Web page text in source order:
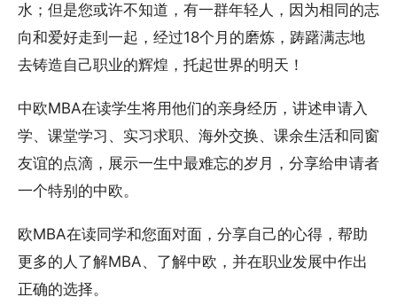
水；但是您或许不知道，有一群年轻人，因为相同的志
向和爱好走到一起，经过18个月的磨炼，踌躇满志地
去铸造自己职业的辉煌，托起世界的明天！
中欧MBA在读学生将用他们的亲身经历，讲述申请入
学、课堂学习、实习求职、海外交换、课余生活和同窗
友谊的点滴，展示一生中最难忘的岁月，分享给申请者
一个特别的中欧。
欧MBA在读同学和您面对面，分享自己的心得，帮助
更多的人了解MBA、了解中欧，并在职业发展中作出
正确的选择。